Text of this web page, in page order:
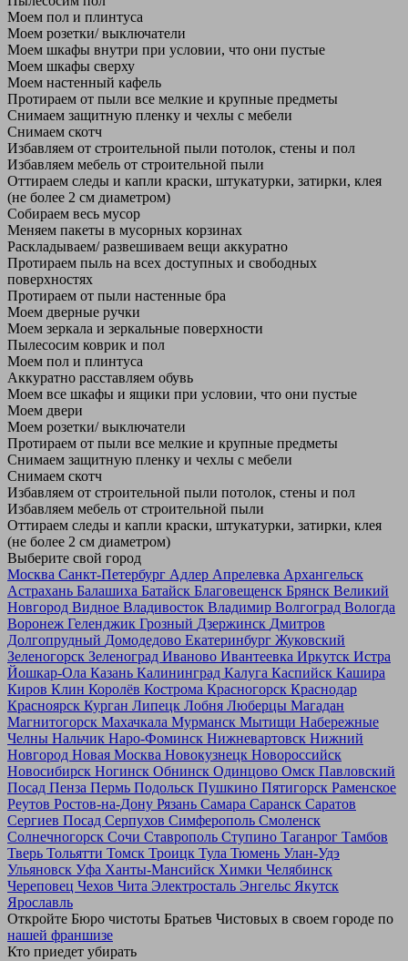
Моем пол и плинтуса
Моем розетки/ выключатели
Моем шкафы внутри при условии, что они пустые
Моем шкафы сверху
Моем настенный кафель
Протираем от пыли все мелкие и крупные предметы
Снимаем защитную пленку и чехлы с мебели
Снимаем скотч
Избавляем от строительной пыли потолок, стены и пол
Избавляем мебель от строительной пыли
Оттираем следы и капли краски, штукатурки, затирки, клея
(не более 2 см диаметром)
Собираем весь мусор
Меняем пакеты в мусорных корзинах
Раскладываем/ развешиваем вещи аккуратно
Протираем пыль на всех доступных и свободных
поверхностях
Протираем от пыли настенные бра
Моем дверные ручки
Моем зеркала и зеркальные поверхности
Пылесосим коврик и пол
Моем пол и плинтуса
Аккуратно расставляем обувь
Моем все шкафы и ящики при условии, что они пустые
Моем двери
Моем розетки/ выключатели
Протираем от пыли все мелкие и крупные предметы
Снимаем защитную пленку и чехлы с мебели
Снимаем скотч
Избавляем от строительной пыли потолок, стены и пол
Избавляем мебель от строительной пыли
Оттираем следы и капли краски, штукатурки, затирки, клея
(не более 2 см диаметром)
Выберите свой город
Москва Санкт-Петербург Адлер Апрелевка Архангельск
Астрахань Балашиха Батайск Благовещенск Брянск Великий
Новгород Видное Владивосток Владимир Волгоград Вологда
Воронеж Геленджик Грозный Дзержинск Дмитров
Долгопрудный Домодедово Екатеринбург Жуковский
Зеленогорск Зеленоград Иваново Ивантеевка Иркутск Истра
Йошкар-Ола Казань Калининград Калуга Каспийск Кашира
Киров Клин Королёв Кострома Красногорск Краснодар
Красноярск Курган Липецк Лобня Люберцы Магадан
Магнитогорск Махачкала Мурманск Мытищи Набережные
Челны Нальчик Наро-Фоминск Нижневартовск Нижний
Новгород Новая Москва Новокузнецк Новороссийск
Новосибирск Ногинск Обнинск Одинцово Омск Павловский
Посад Пенза Пермь Подольск Пушкино Пятигорск Раменское
Реутов Ростов-на-Дону Рязань Самара Саранск Саратов
Сергиев Посад Серпухов Симферополь Смоленск
Солнечногорск Сочи Ставрополь Ступино Таганрог Тамбов
Тверь Тольятти Томск Троицк Тула Тюмень Улан-Удэ
Ульяновск Уфа Ханты-Мансийск Химки Челябинск
Череповец Чехов Чита Электросталь Энгельс Якутск
Ярославль
Откройте Бюро чистоты Братьев Чистовых в своем городе по
нашей франшизе
Кто приедет убирать